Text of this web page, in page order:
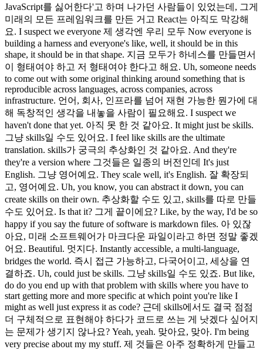
JavaScript를 싫어한다'고 하며 나가던 사람들이 있었는데, 그게
미래의 모든 프레임워크를 만든 거고 React는 아직도 막강해
요. I suspect we everyone 제 생각엔 우리 모두 Now everyone is
building a harness and everyone's like, well, it should be in this
shape, it should be in that shape. 지금 모두가 하네스를 만들면서
이 형태여야 하고 저 형태여야 한다고 해요. Uh, someone needs
to come out with some original thinking around something that is
reproducible across languages, across companies, across
infrastructure. 언어, 회사, 인프라를 넘어 재현 가능한 뭔가에 대
해 독창적인 생각을 내놓을 사람이 필요해요. I suspect we
haven't done that yet. 아직 못 한 것 같아요. It might just be skills.
그냥 skills일 수도 있어요. I feel like skills are the ultimate
translation. skills가 궁극의 추상화인 것 같아요. And they're
they're a version where 그것들은 일종의 버전인데 It's just
English. 그냥 영어예요. They scale well, it's English. 잘 확장되
고, 영어예요. Uh, you know, you can abstract it down, you can
create skills on their own. 추상화할 수도 있고, skills를 따로 만들
수도 있어요. Is that it? 그게 끝이에요? Like, by the way, I'd be so
happy if you say the future of software is markdown files. 아 있잖
아요, 미래 소프트웨어가 마크다운 파일이라고 하면 정말 좋겠
어요. Beautiful. 멋지다. Instantly accessible, a multi-language,
bridges the world. 즉시 접근 가능하고, 다국어이고, 세상을 연
결하죠. Uh, could just be skills. 그냥 skills일 수도 있죠. But like,
do do you end up with that problem with skills where you have to
start getting more and more specific at which point you're like I
might as well just express it as code? 근데 skills에서도 결국 점점
더 구체적으로 표현해야 하다가 코드로 쓰는 게 낫겠다 싶어지
는 문제가 생기지 않나요? Yeah, yeah. 맞아요, 맞아. I'm being
very precise about my my stuff. 제 것들은 아주 정확하게 만들고